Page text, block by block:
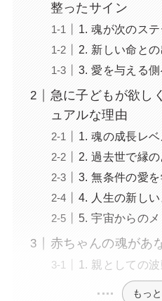
整ったサイン
1. 魂が次のス
2. 新しい命と
3. 愛を与える
急に子どもが欲し
ュアルな理由
1. 魂の成長レ
2. 過去世で縁
3. 無条件の愛
4. 人生の新し
5. 宇宙からの
赤ちゃんの魂があ
1. 親としての
もっ